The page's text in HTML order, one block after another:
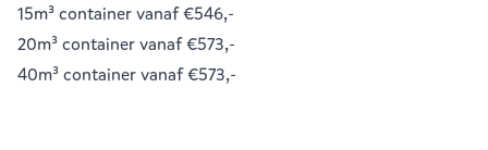
15m³ containervanaf €546,-
20m³ containervanaf €573,-
40m³ containervanaf €573,-